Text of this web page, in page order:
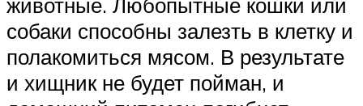
собаки способны залезть в клетку и
полакомиться мясом. В результате
и хищник не будет пойман, и